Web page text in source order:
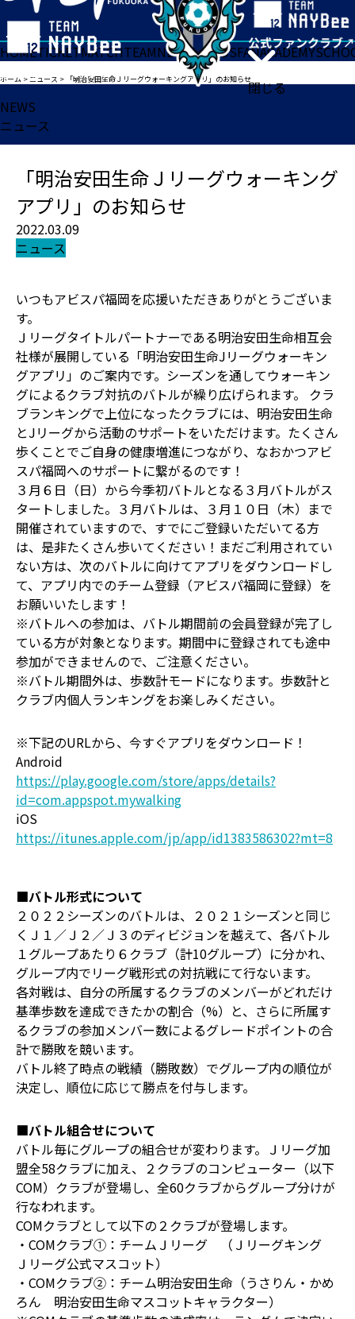
閉じる
HOMETICKETMATCHTEAMNEWSGOODSFANACADEMY
ホーム >ニュース > 「明治安田生命Ｊリーグウォーキングアプリ」のお知らせ
NEWS
ニュース
「明治安田生命Ｊリーグウォーキング
アプリ」のお知らせ
2022.03.09
ニュース
いつもアビスパ福岡を応援いただきありがとうございま
す。
Ｊリーグタイトルパートナーである明治安田生命相互会
社様が展開している「明治安田生命Jリーグウォーキン
グアプリ」のご案内です。シーズンを通してウォーキン
グによるクラブ対抗のバトルが繰り広げられます。 クラ
ブランキングで上位になったクラブには、明治安田生命
とJリーグから活動のサポートをいただけます。たくさん
歩くことでご自身の健康増進につながり、なおかつアビ
スパ福岡へのサポートに繋がるのです！
３月６日（日）から今季初バトルとなる３月バトルがス
タートしました。３月バトルは、３月１０日（木）まで
開催されていますので、すでにご登録いただいてる方
は、是非たくさん歩いてください！まだご利用されてい
ない方は、次のバトルに向けてアプリをダウンロードし
て、アプリ内でのチーム登録（アビスパ福岡に登録）を
お願いいたします！
※バトルへの参加は、バトル期間前の会員登録が完了し
ている方が対象となります。期間中に登録されても途中
参加ができませんので、ご注意ください。
※バトル期間外は、歩数計モードになります。歩数計と
クラブ内個人ランキングをお楽しみください。
※下記のURLから、今すぐアプリをダウンロード！
Android
https://play.google.com/store/apps/details?
id=com.appspot.mywalking
iOS
https://itunes.apple.com/jp/app/id1383586302?mt=8
■バトル形式について
２０２２シーズンのバトルは、２０２１シーズンと同じ
くＪ１／Ｊ２／Ｊ３のディビジョンを越えて、各バトル
１グループあたり６クラブ（計10グループ）に分かれ、
グループ内でリーグ戦形式の対抗戦にて行ないます。
各対戦は、自分の所属するクラブのメンバーがどれだけ
基準歩数を達成できたかの割合（%）と、さらに所属す
るクラブの参加メンバー数によるグレードポイントの合
計で勝敗を競います。
バトル終了時点の戦績（勝敗数）でグループ内の順位が
決定し、順位に応じて勝点を付与します。
■バトル組合せについて
バトル毎にグループの組合せが変わります。Ｊリーグ加
盟全58クラブに加え、２クラブのコンピューター（以下
COM）クラブが登場し、全60クラブからグループ分けが
行なわれます。
COMクラブとして以下の２クラブが登場します。
・COMクラブ①：チームＪリーグ （Ｊリーグキング
Ｊリーグ公式マスコット）
・COMクラブ②：チーム明治安田生命（うさりん・かめ
ろん 明治安田生命マスコットキャラクター）